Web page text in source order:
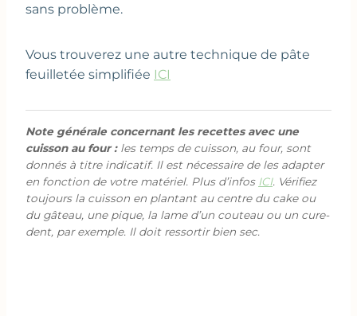
sans problème.
Vous trouverez une autre technique de pâte
feuilletée simplifiée ICI
Note générale concernant les recettes avec une
cuisson au four :les temps de cuisson, au four, sont
donnés à titre indicatif. Il est nécessaire de les adapter
en fonction de votre matériel. Plus d’infos ICI. Vérifiez
toujours la cuisson en plantant au centre du cake ou
du gâteau, une pique, la lame d’un couteau ou un cure-
dent, par exemple. Il doit ressortir bien sec.